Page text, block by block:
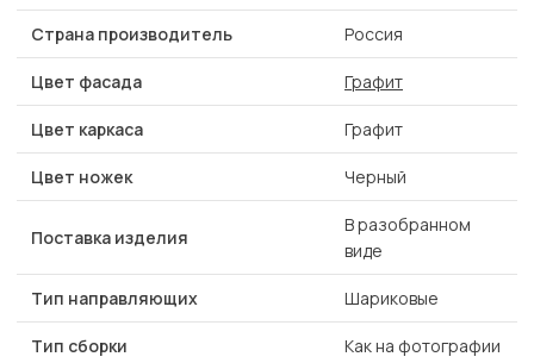
Страна производитель Россия
Цвет фасада Графит
Цвет каркаса Графит
Цвет ножек Черный
Поставка изделия
В разобранном
виде
Тип направляющих Шариковые
Тип сборки Как на фотографии